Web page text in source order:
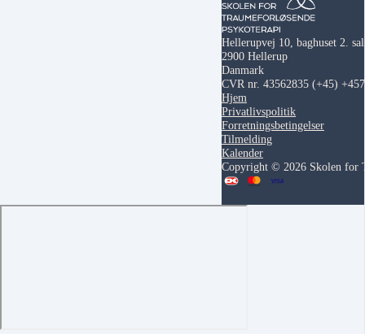
Hellerupvej 10, baghuset 2. sal
2900 Hellerup
Danmark
CVR nr. 43562835 (+45)
Hjem
Privatlivspolitik
Forretningsbetingelser
Tilmelding
Kalender
Copyright © 2026 Skolen for